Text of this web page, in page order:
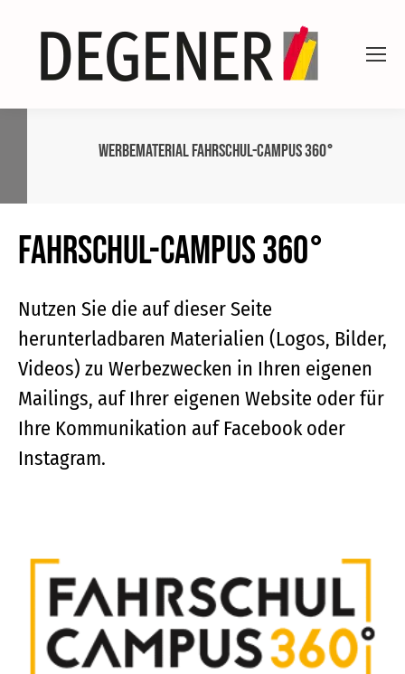
Werbematerial FAHRSCHUL-CAMPUS 360°
FAHRSCHUL-CAMPUS 360°
Nutzen Sie die auf dieser Seite
herunterladbaren Materialien (Logos, Bilder,
Videos) zu Werbezwecken in Ihren eigenen
Mailings, auf Ihrer eigenen Website oder für
Ihre Kommunikation auf Facebook oder
Instagram.
Logo
Download